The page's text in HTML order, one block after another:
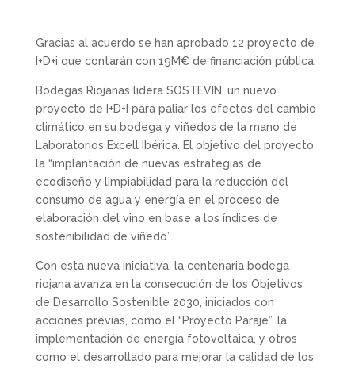
Gracias al acuerdo se han aprobado 12 proyecto de
I+D+i que contarán con 19M€ de financiación pública.
Bodegas Riojanas lidera SOSTEVIN, un nuevo
proyecto de I+D+I para paliar los efectos del cambio
climático en su bodega y viñedos de la mano de
Laboratorios Excell Ibérica. El objetivo del proyecto
la “implantación de nuevas estrategias de
ecodiseño y limpiabilidad para la reducción del
consumo de agua y energía en el proceso de
elaboración del vino en base a los índices de
sostenibilidad de viñedo”.
Con esta nueva iniciativa, la centenaria bodega
riojana avanza en la consecución de los Objetivos
de Desarrollo Sostenible 2030, iniciados con
acciones previas, como el “Proyecto Paraje”, la
implementación de energía fotovoltaica, y otros
como el desarrollado para mejorar la calidad de los